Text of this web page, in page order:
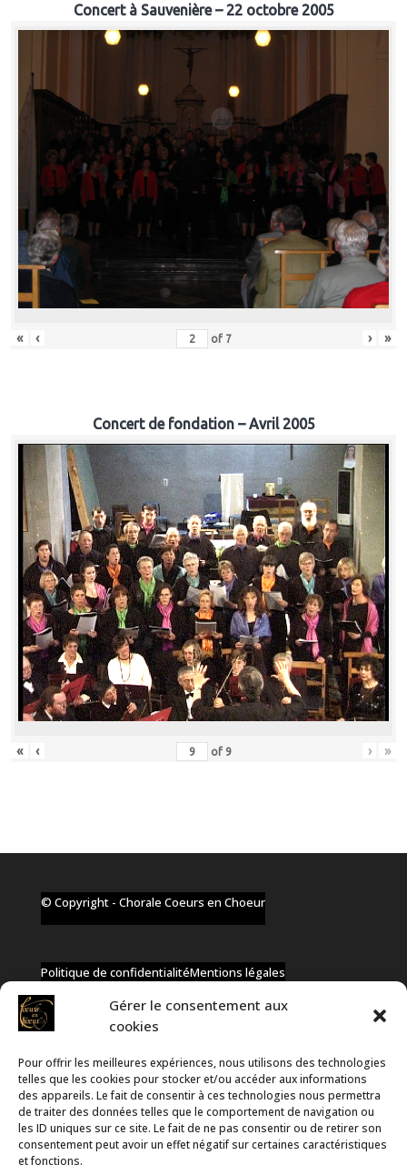
Gérer le consentement aux
cookies
Pour offrir les meilleures expériences, nous utilisons des technologies
telles que les cookies pour stocker et/ou accéder aux informations
des appareils. Le fait de consentir à ces technologies nous permettra
de traiter des données telles que le comportement de navigation ou
les ID uniques sur ce site. Le fait de ne pas consentir ou de retirer son
consentement peut avoir un effet négatif sur certaines caractéristiques
et fonctions.
Concert à Sauvenière – 22 octobre 2005
« ‹ of 7 › »
Concert de fondation – Avril 2005
« ‹ of 9 › »
© Copyright - Chorale Coeurs en Choeur
Politique de confidentialitéMentions légales
✆ +32 477 91 58 46
✉ infos@coeurs-en-choeur.be
Toute proposition de partenariat en développement sera